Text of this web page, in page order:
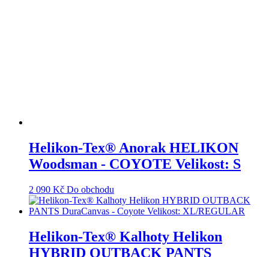
Helikon-Tex® Anorak HELIKON
Woodsman - COYOTE Velikost: S
2 090 Kč Do obchodu
Helikon-Tex® Kalhoty Helikon
HYBRID OUTBACK PANTS